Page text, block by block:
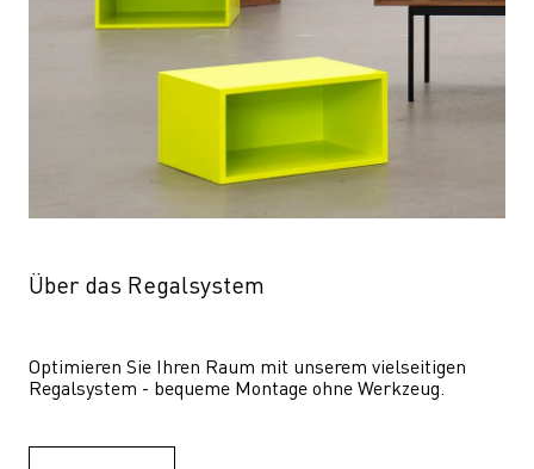
Über das Regalsystem
Optimieren Sie Ihren Raum mit unserem vielseitigen
Regalsystem - bequeme Montage ohne Werkzeug.